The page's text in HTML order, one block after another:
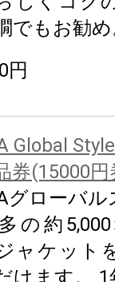
でもお勧
円
Global
券(15000円
グローバ
の約
ャケット
けます。